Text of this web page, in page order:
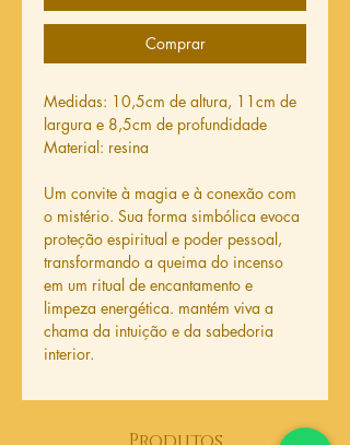
Comprar
Medidas: 10,5cm de altura, 11cm de
largura e 8,5cm de profundidade
Material: resina
Um convite à magia e à conexão com
o mistério. Sua forma simbólica evoca
proteção espiritual e poder pessoal,
transformando a queima do incenso
em um ritual de encantamento e
limpeza energética. mantém viva a
chama da intuição e da sabedoria
interior.